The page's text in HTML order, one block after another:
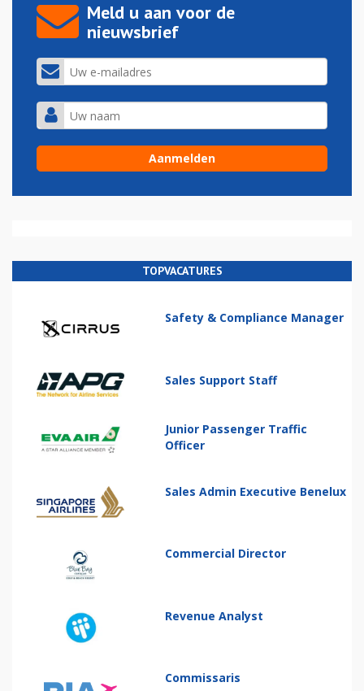
Meld u aan voor de
nieuwsbrief
TOPVACATURES
Safety & Compliance Manager
Sales Support Staff
Junior Passenger Traffic
Officer
Sales Admin Executive Benelux
Commercial Director
Revenue Analyst
Commissaris